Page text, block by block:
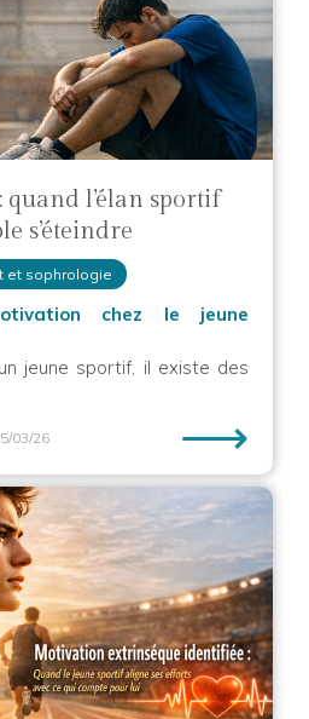
l’élan sportif
s’éteindre
et sophrologie
chez le jeune
jeune sportif, il existe des
03/26 ⟶